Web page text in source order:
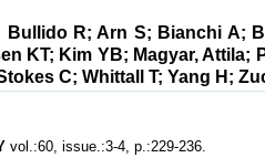
Bullido R;Arn S; Bianchi A;
KT; Kim YB; Magyar, Attila;
C; Whittall T; Yang H ;
vol.:60, issue.:3-4, p.:229-236.